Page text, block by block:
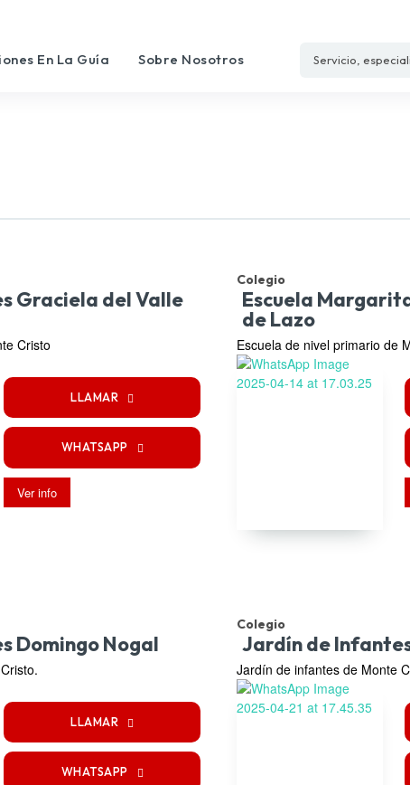
En La Guía Sobre Nosotros Servicio,
Graciela del Valle
Cristo
LLAMAR
WHATSAPP
Ver info
Colegio
Escuela
de Lazo
Escuela de nivel primario de
Domingo Nogal
LLAMAR
WHATSAPP
Colegio
Jardín de
Jardín de infantes de Monte